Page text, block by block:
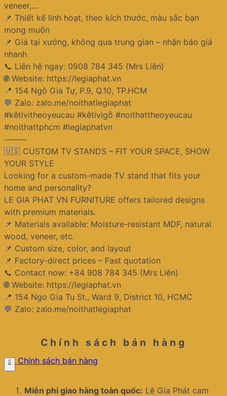
veneer,…
📌 Thiết kế linh hoạt, theo kích thước, màu sắc bạn
mong muốn
📌 Giá tại xưởng, không qua trung gian – nhận báo giá
nhanh
📞 Liên hệ ngay: 0908 784 345 (Mrs Liên)
🌐 Website: https://legiaphat.vn
📍 154 Ngô Gia Tự, P.9, Q.10, TP.HCM
💬 Zalo: zalo.me/noithatlegiaphat
#kêtivitheoyeucau #kêtivigỗ #noithattheoyeucau
#noithattphcm #legiaphatvn
⸻
🇺🇸 CUSTOM TV STANDS – FIT YOUR SPACE, SHOW
YOUR STYLE
Looking for a custom-made TV stand that fits your
home and personality?
LE GIA PHAT VN FURNITURE offers tailored designs
with premium materials.
📌 Materials available: Moisture-resistant MDF, natural
wood, veneer, etc.
📌 Custom size, color, and layout
📌 Factory-direct prices – Fast quotation
📞 Contact now: +84 908 784 345 (Mrs Liên)
🌐 Website: https://legiaphat.vn
📍 154 Ngo Gia Tu St., Ward 9, District 10, HCMC
💬 Zalo: zalo.me/noithatlegiaphat
Chính sách bán hàng
Chính sách bán hàng
Miễn phí giao hàng toàn quốc: Lê Gia Phát cam